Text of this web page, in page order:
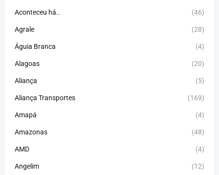
Aconteceu há.. (46)
Agrale (28)
Águia Branca (4)
Alagoas (20)
Aliança (5)
Aliança Transportes (169)
Amapá (4)
Amazonas (48)
AMD (4)
Angelim (12)